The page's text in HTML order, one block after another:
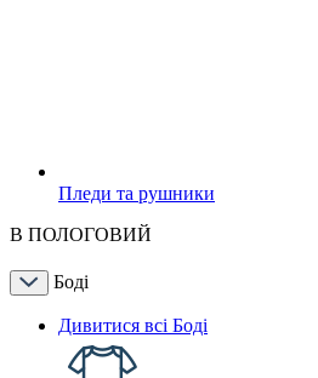
Пледи та рушники
В ПОЛОГОВИЙ
Боді
Дивитися всі Боді